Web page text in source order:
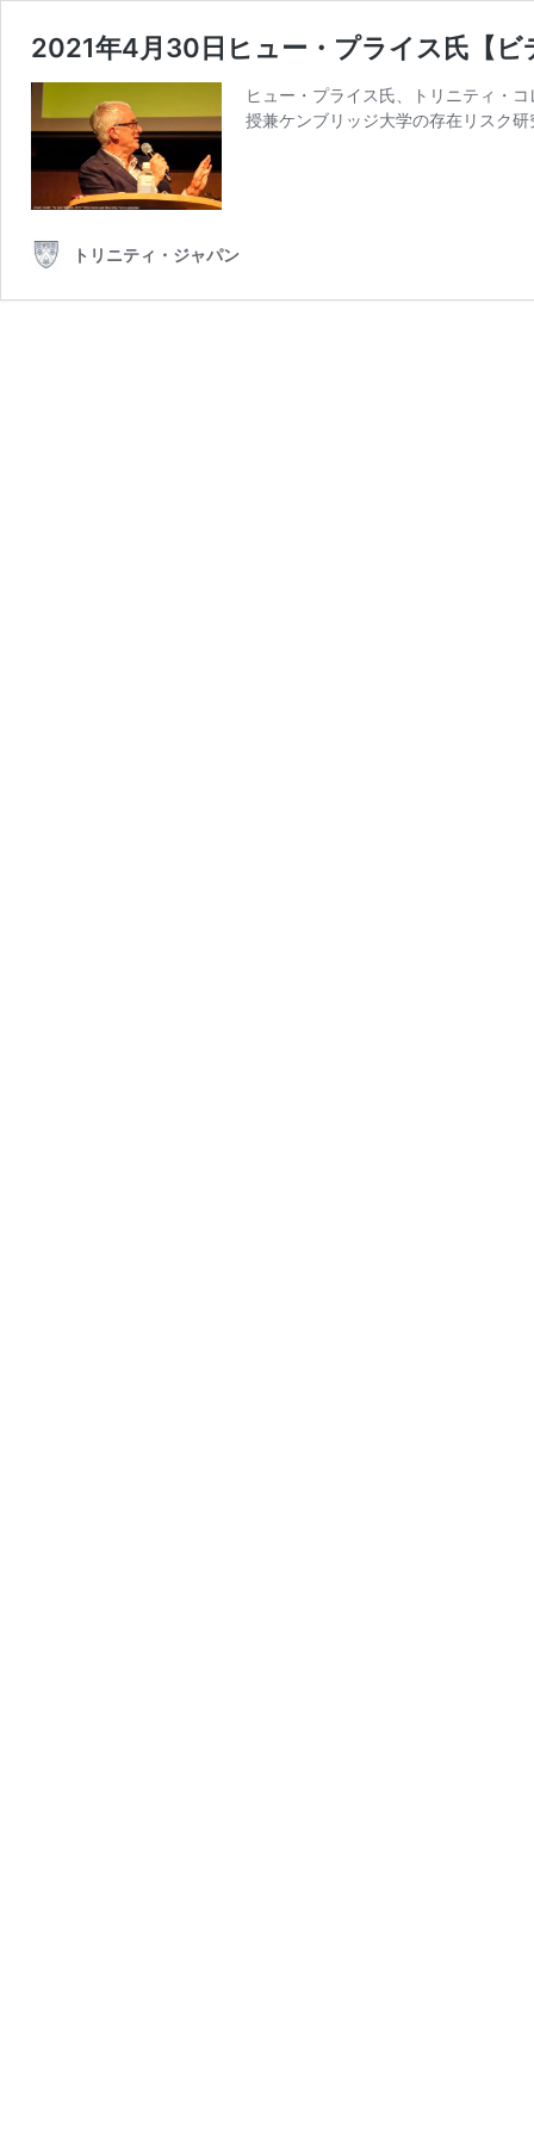
2021年4月30日ヒュー・プライス氏【ビ
ヒュー・プライス氏、トリニティ・
授兼ケンブリッジ大学の存在リスク
トリニティ・ジャパン